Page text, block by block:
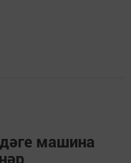
машина